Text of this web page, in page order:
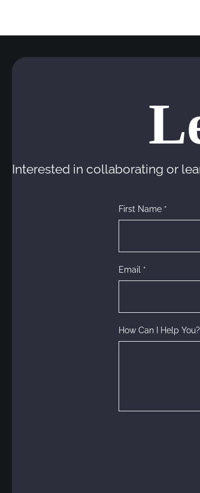
P
s
Interested in collaborating or
First Name *
Email *
How Can I Help